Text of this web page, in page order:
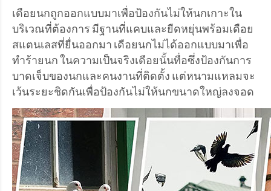
เดือยนกถูกออกแบบมาเพื่อป้องกันไม่ให้นกเกาะใน
บริเวณที่ต้องการ มีฐานที่แคบและยืดหยุ่นพร้อมเดือย
สแตนเลสที่ยื่นออกมา เดือยนกไม่ได้ออกแบบมาเพื่อ
ทำร้ายนก ในความเป็นจริงเดือยนั้นทื่อซึ่งป้องกันการ
บาดเจ็บของนกและคนงานที่ติดตั้ง แต่หนามแหลมจะ
เว้นระยะชิดกันเพื่อป้องกันไม่ให้นกขนาดใหญ่ลงจอด